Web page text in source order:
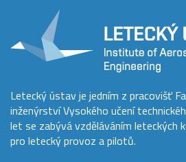
Letecký ústav je jedním z pracovišť
inženýrství Vysokého učení
let se zabývá vzděláváním leteckých
pro letecký provoz a pilotů.